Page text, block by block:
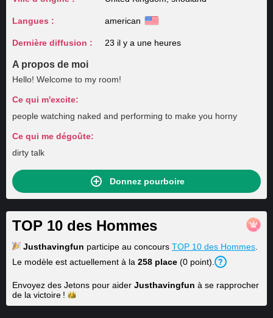
Langues : american
Dernière diffusion : 23 il y a une heures
A propos de moi
Hello! Welcome to my room!
Ce qui m'excite:
people watching naked and performing to make you horny
Ce qui me dégoûte:
dirty talk
Donnez pourboire
TOP 10 des Hommes
Justhavingfun participe au concours TOP 10 des Hommes
Le modèle est actuellement à la 258 place (0 point).
Envoyez des Jetons pour aider Justhavingfun à se rapprocher
de la victoire !